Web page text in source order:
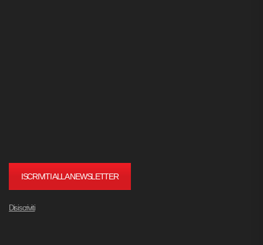
ISCRIVITI ALLA NEWSLETTER
Disiscriviti